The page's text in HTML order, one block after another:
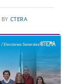
BY CTERA